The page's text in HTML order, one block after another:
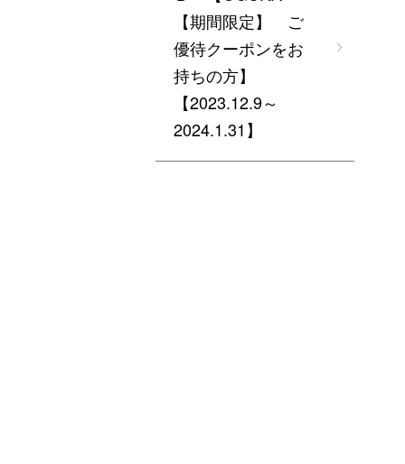
【期間限定】 ご
優待クーポンをお
持ちの方】
【2023.12.9～
2024.1.31】